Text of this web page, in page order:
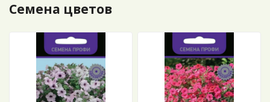
Семена цветов